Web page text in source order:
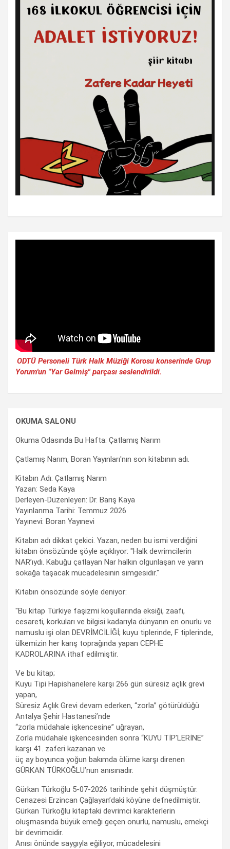
ODTÜ Personeli Türk Halk Müziği Korosu konserinde Grup
Yorum'un "Yar Gelmiş" parçası seslendirildi.
OKUMA SALONU
Okuma Odasında Bu Hafta: Çatlamış Narım
Çatlamış Narım, Boran Yayınları'nın son kitabının adı.
Kitabın Adı: Çatlamış Narım
Yazan: Seda Kaya
Derleyen-Düzenleyen: Dr. Barış Kaya
Yayınlanma Tarihi: Temmuz 2026
Yayınevi: Boran Yayınevi
Kitabın adı dikkat çekici. Yazarı, neden bu ismi verdiğini
kitabın önsözünde şöyle açıklıyor: "Halk devrimcilerin
NAR’ıydı. Kabuğu çatlayan Nar halkın olgunlaşan ve yarın
sokağa taşacak mücadelesinin simgesidir."
Kitabın önsözünde söyle deniyor:
"Bu kitap Türkiye faşizmi koşullarında eksiği, zaafı,
cesareti, korkuları ve bilgisi kadarıyla dünyanın en onurlu ve
namuslu işi olan DEVRİMCİLİĞİ; kuyu tiplerinde, F tiplerinde,
ülkemizin her karış toprağında yapan CEPHE
KADROLARINA ithaf edilmiştir.
Ve bu kitap;
Kuyu Tipi Hapishanelere karşı 266 gün süresiz açlık grevi
yapan,
Süresiz Açlık Grevi devam ederken, “zorla” götürüldüğü
Antalya Şehir Hastanesi’nde
“zorla müdahale işkencesine” uğrayan,
Zorla müdahale işkencesinden sonra “KUYU TİP’LERİNE”
karşı 41. zaferi kazanan ve
üç ay boyunca yoğun bakımda ölüme karşı direnen
GÜRKAN TÜRKOĞLU’nun anısınadır.
Gürkan Türkoğlu 5-07-2026 tarihinde şehit düşmüştür.
Cenazesi Erzincan Çağlayan’daki köyüne defnedilmiştir.
Gürkan Türkoğlu kitaptaki devrimci karakterlerin
oluşmasında büyük emeği geçen onurlu, namuslu, emekçi
bir devrimcidir.
Anısı önünde saygıyla eğiliyor, mücadelesini